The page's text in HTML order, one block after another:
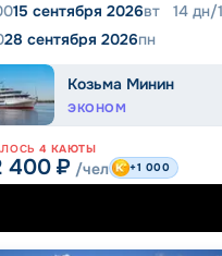
15 сентября 2026вт 14 дн/
28 сентября 2026пн
Козьма Минин
ЭКОНОМ
4 КАЮТЫ
400₽ /чел +1 000